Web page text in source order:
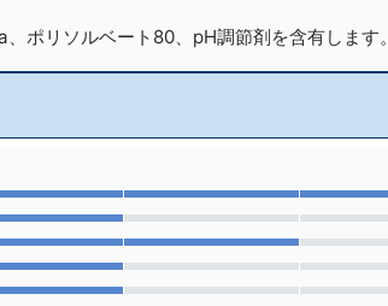
ポリソルベート80、pH調節剤を含有します。